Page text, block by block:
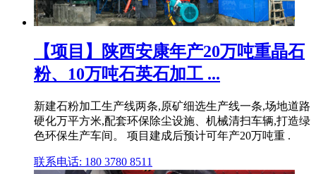
【项目】陕西安康年产20万吨重晶石
粉、10万吨石英石加工 ...
新建石粉加工生产线两条,原矿细选生产线一条,场地道路
硬化万平方米,配套环保除尘设施、机械清扫车辆,打造绿
色环保生产车间。 项目建成后预计可年产20万吨重 .
联系电话: 180 3780 8511